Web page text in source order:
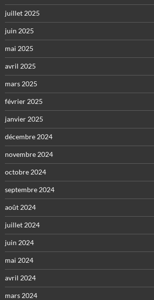
juillet 2025
juin 2025
mai 2025
avril 2025
mars 2025
février 2025
janvier 2025
décembre 2024
novembre 2024
octobre 2024
septembre 2024
août 2024
juillet 2024
juin 2024
mai 2024
avril 2024
mars 2024